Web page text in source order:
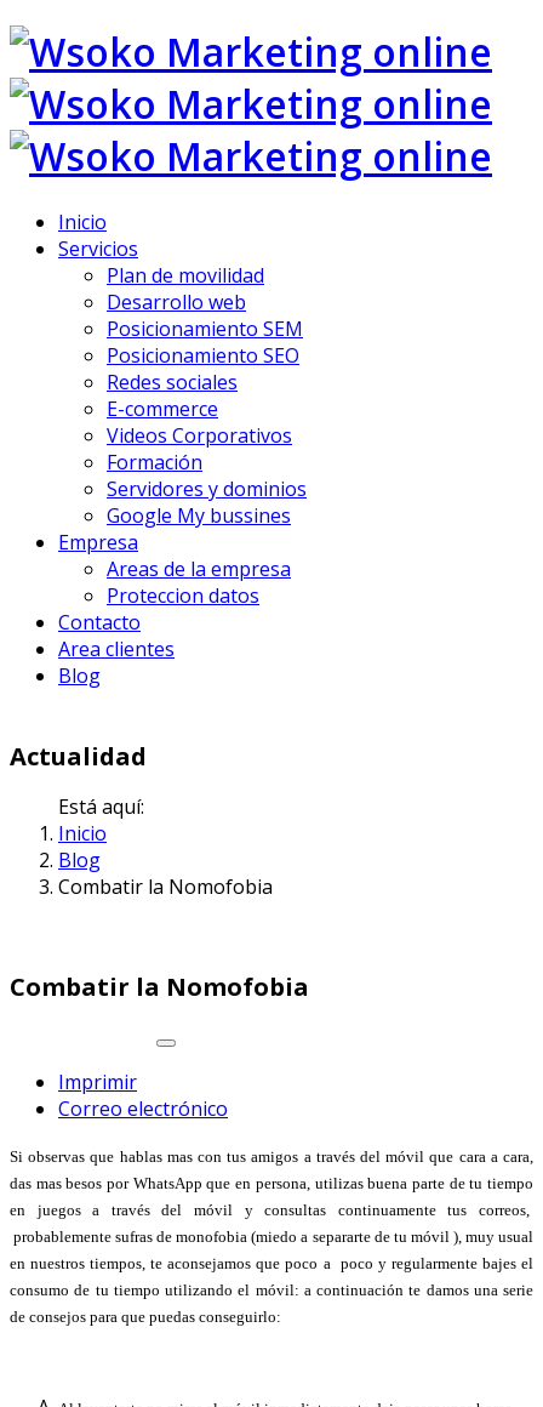
Inicio
Servicios
Plan de movilidad
Desarrollo web
Posicionamiento SEM
Posicionamiento SEO
Redes sociales
E-commerce
Videos Corporativos
Formación
Servidores y dominios
Google My bussines
Empresa
Areas de la empresa
Proteccion datos
Contacto
Area clientes
Blog
Actualidad
Está aquí:
Inicio
Blog
Combatir la Nomofobia
Combatir la Nomofobia
Imprimir
Correo electrónico
Si observas que hablas mas con tus amigos a través del móvil que cara a cara,
das mas besos por WhatsApp que en persona, utilizas buena parte de tu tiempo
en juegos a través del móvil y consultas continuamente tus correos,
probablemente sufras de monofobia (miedo a separarte de tu móvil ), muy usual
en nuestros tiempos, te aconsejamos que poco a poco y regularmente bajes el
consumo de tu tiempo utilizando el móvil: a continuación te damos una serie
de consejos para que puedas conseguirlo: